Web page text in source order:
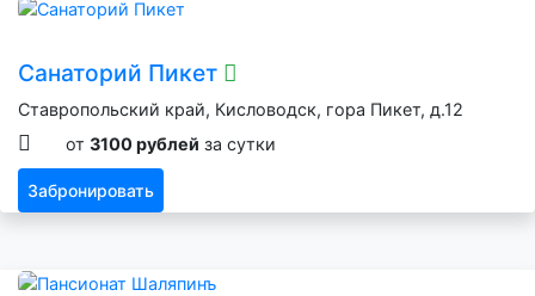
Санаторий Пикет
Ставропольский край, Кисловодск, гора Пикет, д.12
от 3100 рублей за сутки
Забронировать